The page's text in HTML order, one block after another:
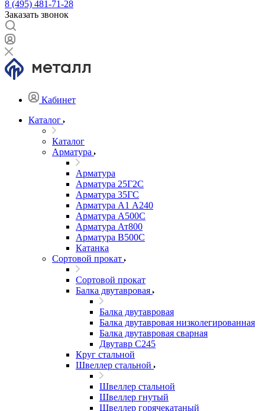
8 (495) 481-71-28
Заказать звонок
Кабинет
Каталог
Каталог
Арматура
Арматура
Арматура 25Г2С
Арматура 35ГС
Арматура А1 А240
Арматура А500С
Арматура Ат800
Арматура В500С
Катанка
Сортовой прокат
Сортовой прокат
Балка двутавровая
Балка двутавровая
Балка двутавровая низколегированная
Балка двутавровая сварная
Двутавр С245
Круг стальной
Швеллер стальной
Швеллер стальной
Швеллер гнутый
Швеллер горячекатаный